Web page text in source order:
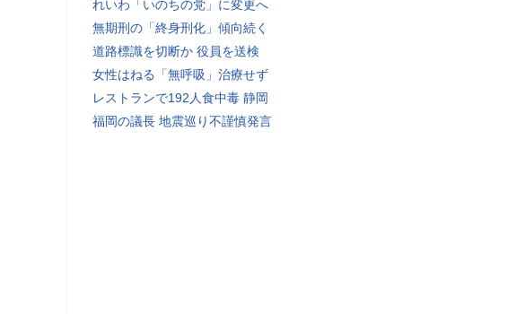
れいわ「いのちの党」に変更へ
無期刑の「終身刑化」傾向続く
道路標識を切断か 役員を送検
女性はねる「無呼吸」治療せず
レストランで192人食中毒 静岡
福岡の議長 地震巡り不謹慎発言